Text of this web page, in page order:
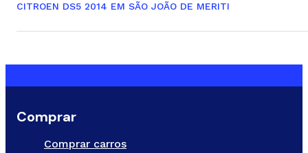
CITROEN DS5 2014 EM SÃO JOÃO DE MERITI
Comprar
Comprar carros